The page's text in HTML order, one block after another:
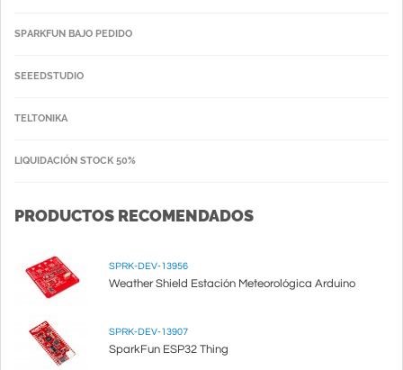
SPARKFUN BAJO PEDIDO
SEEEDSTUDIO
TELTONIKA
LIQUIDACIÓN STOCK 50%
PRODUCTOS RECOMENDADOS
SPRK-DEV-13956
Weather Shield Estación Meteorológica Arduino
SPRK-DEV-13907
SparkFun ESP32 Thing